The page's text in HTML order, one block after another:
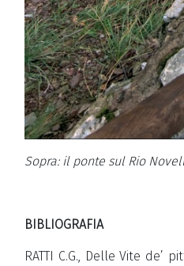
Sopra: il ponte sul Rio
BIBLIOGRAFIA
RATTI C.G., Delle Vite de’